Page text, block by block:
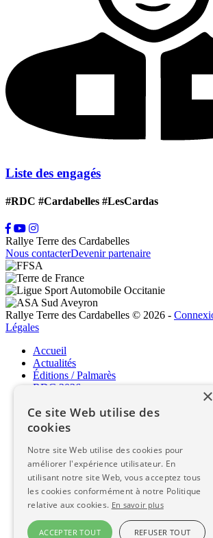
Liste des engagés
#RDC #Cardabelles #LesCardas
Rallye Terre des Cardabelles
Nous contacterDevenir partenaire
Rallye Terre des Cardabelles © 2026 -
Légales
Accueil
Actualités
Éditions / Palmarès
RDC 2026
RDC 2026
Le programme / Parcours
Classement / Live
Espace concurrents / Règlement
Espace commissaires
Infos pratiques
×
Ce site Web utilise des
cookies
Notre site Web utilise des cookies pour
améliorer l'expérience utilisateur. En
utilisant notre site Web, vous acceptez tous
les cookies conformément à notre Politique
relative aux cookies. En savoir plus
ACCEPTER TOUT REFUSER TOUT